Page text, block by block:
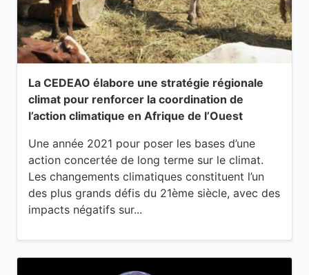
La CEDEAO élabore une stratégie régionale
climat pour renforcer la coordination de
l’action climatique en Afrique de l’Ouest
Une année 2021 pour poser les bases d’une
action concertée de long terme sur le climat.
Les changements climatiques constituent l’un
des plus grands défis du 21ème siècle, avec des
impacts négatifs sur...